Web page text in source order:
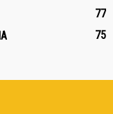
77
75